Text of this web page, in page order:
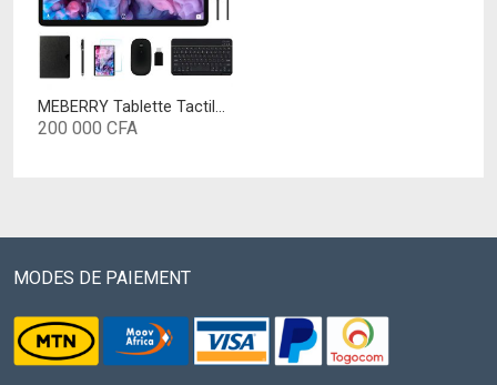
MEBERRY Tablette Tactile Android 10.0 Tablettes 10 Pouces HD avec 4 Go RAM 64 Go ROM – Certification Google GSM – 4G LTE Dual SIM &Dual Caméra,8000mAh,WI-FI,Bluetooth,Clavier&Souris – Gris
200 000 CFA
MODES DE PAIEMENT